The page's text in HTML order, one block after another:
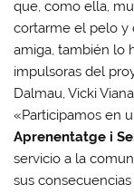
que, como ella,
cortarme el pelo y
amiga, también lo
impulsoras del
Dalmau, Vicki
«Participamos en
Aprenentatge i
servicio a la
sus